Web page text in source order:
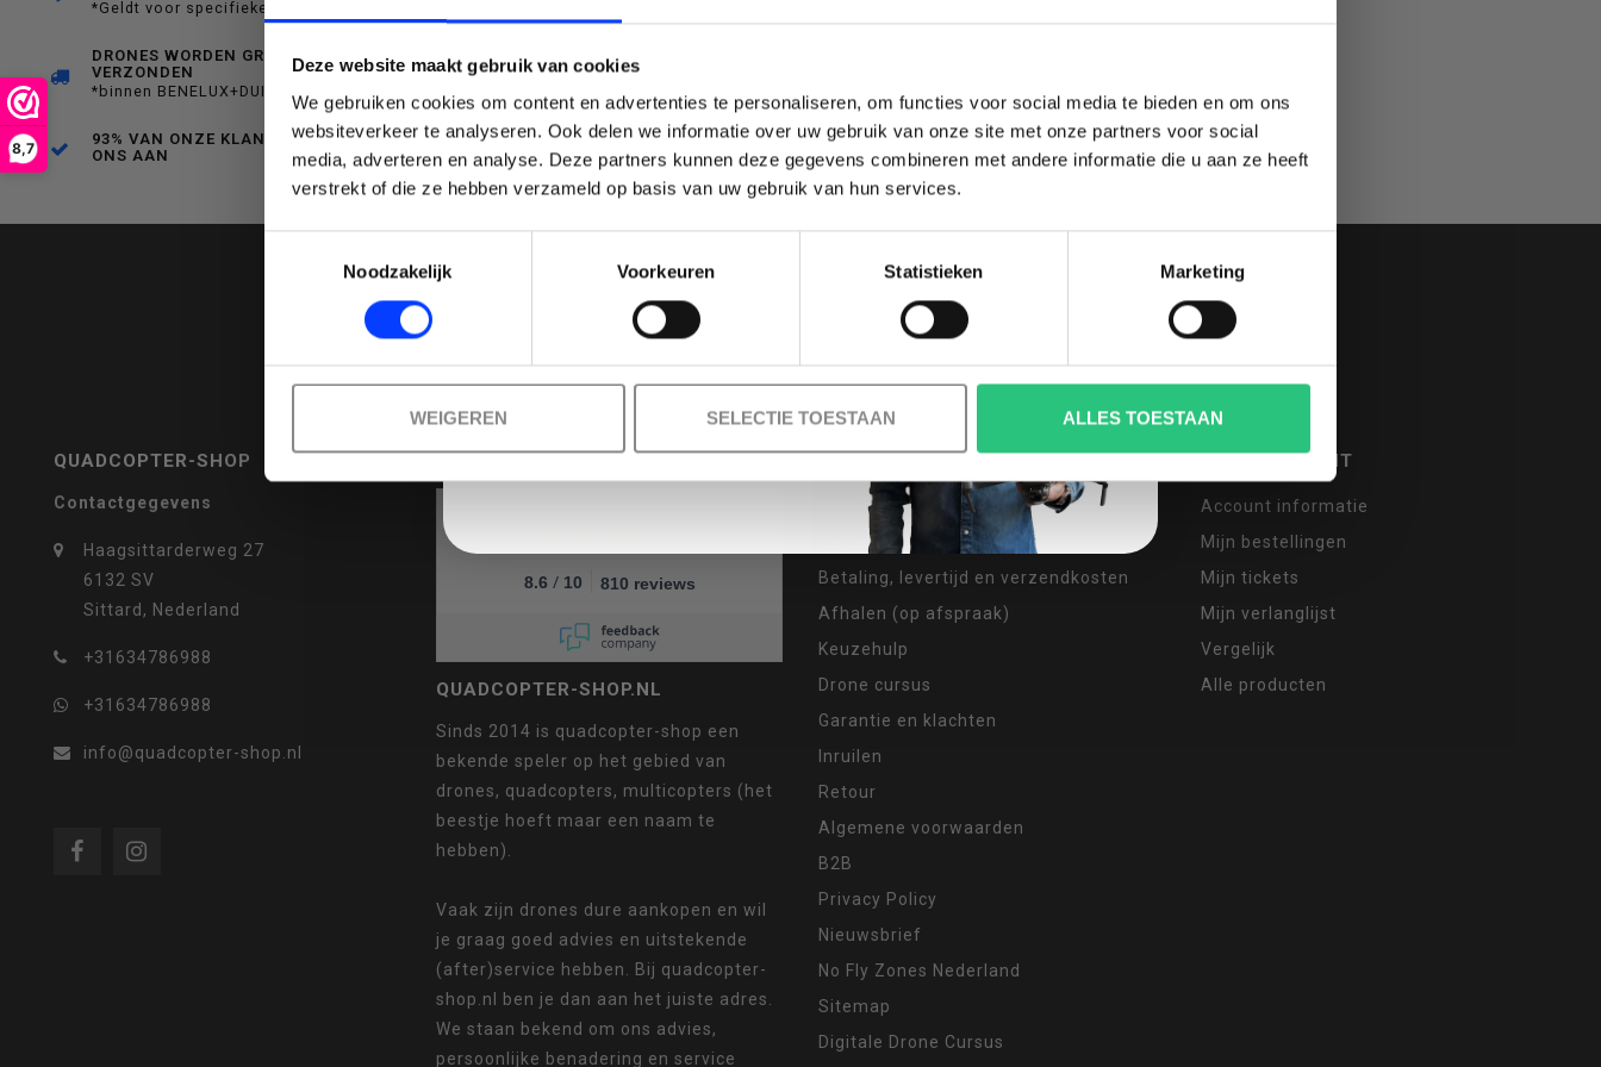
Deze website maakt gebruik van cookies
We gebruiken cookies om content en advertenties te personaliseren, om functies voor social media te bieden en om ons
websiteverkeer te analyseren. Ook delen we informatie over uw gebruik van onze site met onze partners voor social
media, adverteren en analyse. Deze partners kunnen deze gegevens combineren met andere informatie die u aan ze heeft
verstrekt of die ze hebben verzameld op basis van uw gebruik van hun services.
Noodzakelijk
Voorkeuren Statistieken Marketing
WEIGEREN SELECTIE TOESTAAN ALLES TOESTAAN
8,7
een
beschikbaar
*Geldt voor specifieke producten
DRONES WORDEN GRATIS
VERZONDEN
*binnen BENELUX+DUITSLAND
93% VAN ONZE KLANTEN BEVEELT
ONS AAN
MELD JE AAN VOOR ONZE NIEUWSBRIEF
QUADCOPTER-SHOP
Contactgegevens
Haagsittarderweg 27
6132 SV
Sittard, Nederland
+31634786988
+31634786988
info@quadcopter-shop.nl
REVIEWS
8.6 / 10 810 reviews
QUADCOPTER-SHOP.NL
Sinds 2014 is quadcopter-shop een
bekende speler op het gebied van
drones, quadcopters, multicopters (het
beestje hoeft maar een naam te
hebben).
Vaak zijn drones dure aankopen en wil
je graag goed advies en uitstekende
(after)service hebben. Bij quadcopter-
shop.nl ben je dan aan het juiste adres.
We staan bekend om ons advies,
persoonlijke benadering en service
INFORMATIE
Over ons
Contact
Betaling, levertijd en verzendkosten
Afhalen (op afspraak)
Keuzehulp
Drone cursus
Garantie en klachten
Inruilen
Retour
Algemene voorwaarden
B2B
Privacy Policy
Nieuwsbrief
No Fly Zones Nederland
Sitemap
Digitale Drone Cursus
MIJN ACCOUNT
Account informatie
Mijn bestellingen
Mijn tickets
Mijn verlanglijst
Vergelijk
Alle producten
BESTELLING!
Ontvang je welkomstkorting tot 15 euro.
Minimale besteding 100 euro .
Email